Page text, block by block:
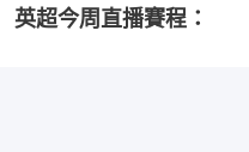
英超今周直播賽程：